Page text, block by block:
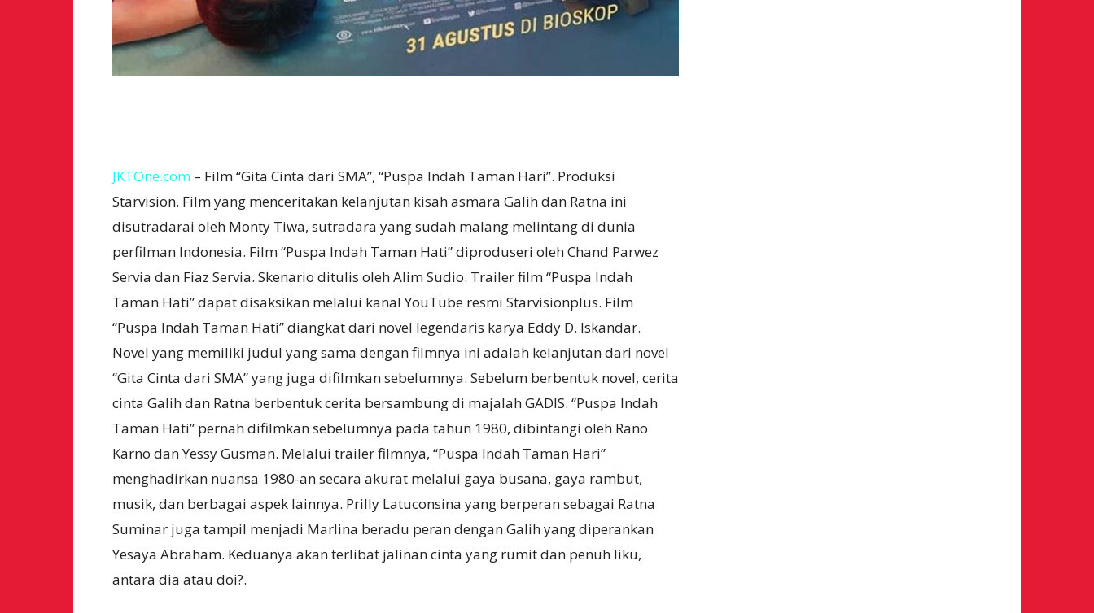
JKTOne.com – Film “Gita Cinta dari SMA”, “Puspa Indah Taman Hari”. Produksi
Starvision. Film yang menceritakan kelanjutan kisah asmara Galih dan Ratna ini
disutradarai oleh Monty Tiwa, sutradara yang sudah malang melintang di dunia
perfilman Indonesia. Film “Puspa Indah Taman Hati” diproduseri oleh Chand Parwez
Servia dan Fiaz Servia. Skenario ditulis oleh Alim Sudio. Trailer film “Puspa Indah
Taman Hati” dapat disaksikan melalui kanal YouTube resmi Starvisionplus. Film
“Puspa Indah Taman Hati” diangkat dari novel legendaris karya Eddy D. Iskandar.
Novel yang memiliki judul yang sama dengan filmnya ini adalah kelanjutan dari novel
“Gita Cinta dari SMA” yang juga difilmkan sebelumnya. Sebelum berbentuk novel, cerita
cinta Galih dan Ratna berbentuk cerita bersambung di majalah GADIS. “Puspa Indah
Taman Hati” pernah difilmkan sebelumnya pada tahun 1980, dibintangi oleh Rano
Karno dan Yessy Gusman. Melalui trailer filmnya, “Puspa Indah Taman Hari”
menghadirkan nuansa 1980-an secara akurat melalui gaya busana, gaya rambut,
musik, dan berbagai aspek lainnya. Prilly Latuconsina yang berperan sebagai Ratna
Suminar juga tampil menjadi Marlina beradu peran dengan Galih yang diperankan
Yesaya Abraham. Keduanya akan terlibat jalinan cinta yang rumit dan penuh liku,
antara dia atau doi?.